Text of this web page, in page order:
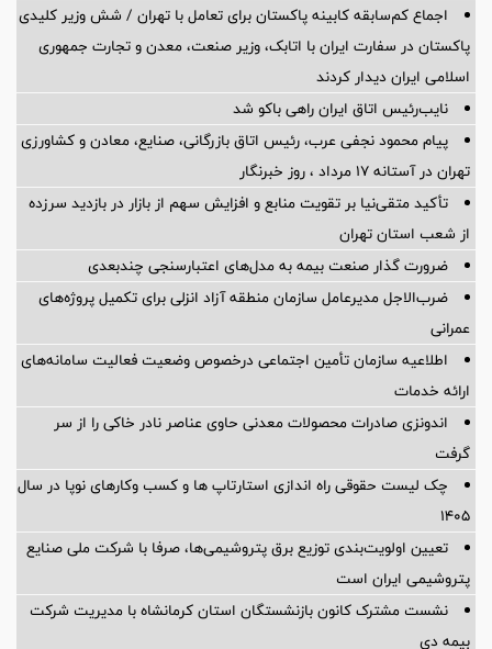
اجماع کم‌سابقه کابینه پاکستان برای تعامل با تهران / شش وزیر کلیدی
پاکستان در سفارت ایران با اتابک، وزیر صنعت، معدن و تجارت جمهوری
اسلامی ایران دیدار کردند
نایب‌رئیس اتاق ایران راهی باکو شد
پیام محمود نجفی عرب، رئیس اتاق بازرگانی، صنایع، معادن و کشاورزی
تهران در آستانه 17 مرداد ، روز خبرنگار
تأکید متقی‌نیا بر تقویت منابع و افزایش سهم از بازار در بازدید سرزده
از شعب استان تهران
ضرورت گذار صنعت بیمه به مدل‌های اعتبارسنجی چندبعدی
ضرب‌الاجل مدیرعامل سازمان منطقه آزاد انزلی برای تكمیل پروژه‌های
عمرانی
اطلاعیه سازمان تأمین اجتماعی درخصوص وضعیت فعالیت سامانه‌های
ارائه خدمات
اندونزی صادرات محصولات معدنی حاوی عناصر نادر خاکی را از سر
گرفت
چک لیست حقوقی راه اندازی استارتاپ ها و کسب وکارهای نوپا در سال
۱۴۰۵
تعیین اولویت‌بندی توزیع برق پتروشیمی‌ها، صرفا با شرکت ملی صنایع
پتروشیمی ایران است
نشست مشترک کانون بازنشستگان استان کرمانشاه با مدیریت شرکت
بیمه دی